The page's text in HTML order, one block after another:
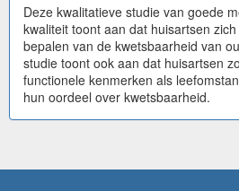
Deze kwalitatieve studie van goede
kwaliteit toont aan dat huisartsen
bepalen van de kwetsbaarheid van
studie toont ook aan dat huisartsen
functionele kenmerken als
hun oordeel over kwetsbaarheid.